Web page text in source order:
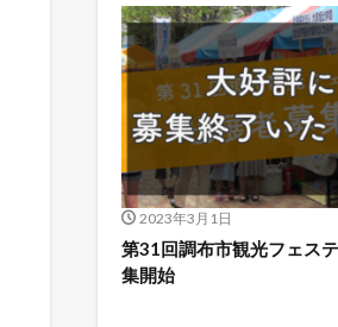
2023年3月1日
第31回調布市観光フェス
集開始